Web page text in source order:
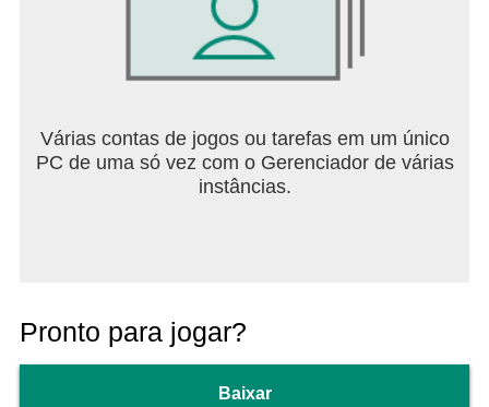
Várias contas de jogos ou tarefas em um único
PC de uma só vez com o Gerenciador de várias
instâncias.
Pronto para jogar?
Baixar